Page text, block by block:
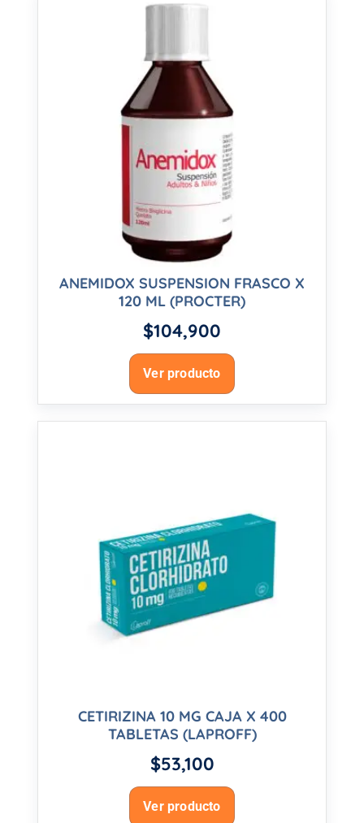
ANEMIDOX SUSPENSION FRASCO X
120 ML (PROCTER)
$104,900
Ver producto
CETIRIZINA 10 MG CAJA X 400
TABLETAS (LAPROFF)
$53,100
Ver producto